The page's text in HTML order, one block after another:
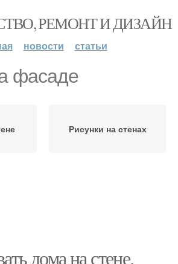
РЕМОНТ И ДИЗАЙН
новости статьи
фасаде
Рисунки на стенах
дома на стене.